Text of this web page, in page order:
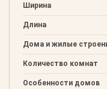
Ширина
Длина
Дома и жилые
Количество комнат
Особенности домов